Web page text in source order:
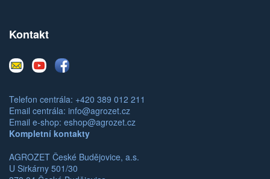
Kontakt
E-
mail
YoutubeFacebook
Telefon centrála: +420 389 012 211
Email centrála: info@agrozet.cz
Email e-shop: eshop@agrozet.cz
Kompletní kontakty
AGROZET České Budějovice, a.s.
U Sirkárny 501/30